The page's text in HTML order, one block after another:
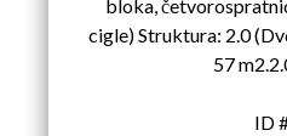
bloka,
cigle) Struktura: 2.0
57
ID